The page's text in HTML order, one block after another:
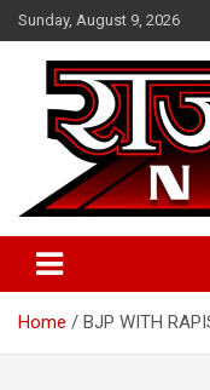
Skip
to
content
Sunday, August 9, 2026
Raj Satta
Home BJP WITH